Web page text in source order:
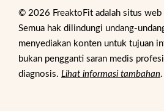
© 2026 FreaktoFit adalah situs web
Semua hak dilindungi undang-
menyediakan konten untuk tujuan
bukan pengganti saran medis
diagnosis. Lihat informasi tambahan.